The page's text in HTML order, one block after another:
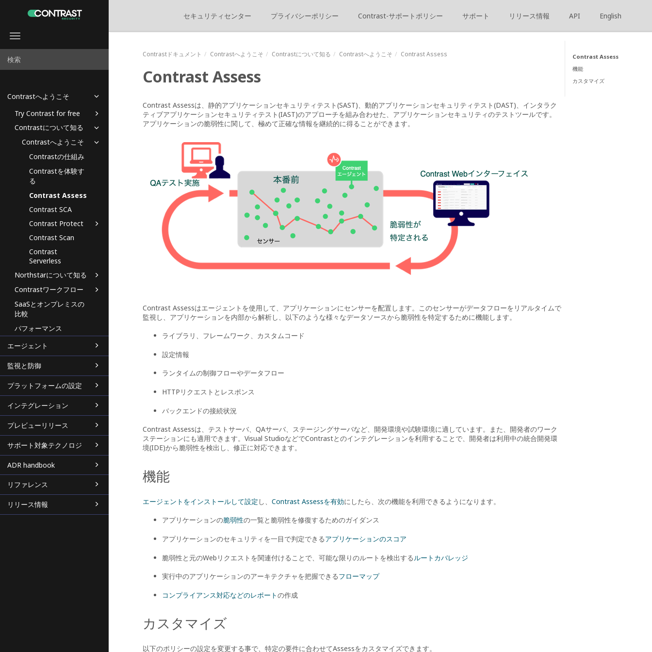
Toggle
Contrastへようこそ
Try Contrast for free
Contrastについて知る
Contrastへようこそ
Contrastの仕組み
Contrastを体験す
る
Contrast Assess
Contrast SCA
Contrast Protect
Contrast Scan
Contrast
Serverless
Northstarについて知る
Contrastワークフロー
SaaSとオンプレミスの
比較
パフォーマンス
エージェント
監視と防御
プラットフォームの設定
インテグレーション
プレビューリリース
サポート対象テクノロジ
ADR handbook
リファレンス
リリース情報
セキュリティセンター プライバシーポリシー Contrast-サポートポリシー サポート リリース情報 API English
Contrastドキュメント Contrastへようこそ Contrastについて知る Contrastへようこそ Contrast Assess
Contrast Assess
Contrast Assessは、静的アプリケーションセキュリティテスト(SAST)、動的アプリケーションセキュリティテスト(DAST)、インタラク
ティブアプリケーションセキュリティテスト(IAST)のアプローチを組み合わせた、アプリケーションセキュリティのテストツールです。
アプリケーションの脆弱性に関して、極めて正確な情報を継続的に得ることができます。
Contrast Assessはエージェントを使用して、アプリケーションにセンサーを配置します。このセンサーがデータフローをリアルタイムで
監視し、アプリケーションを内部から解析し、以下のような様々なデータソースから脆弱性を特定するために機能します。
ライブラリ、フレームワーク、カスタムコード
設定情報
ランタイムの制御フローやデータフロー
HTTPリクエストとレスポンス
バックエンドの接続状況
Contrast Assessは、テストサーバ、QAサーバ、ステージングサーバなど、開発環境や試験環境に適しています。また、開発者のワーク
ステーションにも適用できます。Visual StudioなどでContrastとのインテグレーションを利用することで、開発者は利用中の統合開発環
境(IDE)から脆弱性を検出し、修正に対応できます。
機能
エージェントをインストールして設定 し、 Contrast Assessを有効にしたら、次の機能を利用できるようになります。
アプリケーションの脆弱性の一覧と脆弱性を修復するためのガイダンス
アプリケーションのセキュリティを一目で判定できるアプリケーションのスコア
脆弱性と元のWebリクエストを関連付けることで、可能な限りのルートを検出する ルートカバレッジ
実行中のアプリケーションのアーキテクチャを把握できるフローマップ
コンプライアンス対応などのレポートの作成
カスタマイズ
以下のポリシーの設定を変更する事で、特定の要件に合わせてAssessをカスタマイズできます。
Contrast Assess
機能
カスタマイズ